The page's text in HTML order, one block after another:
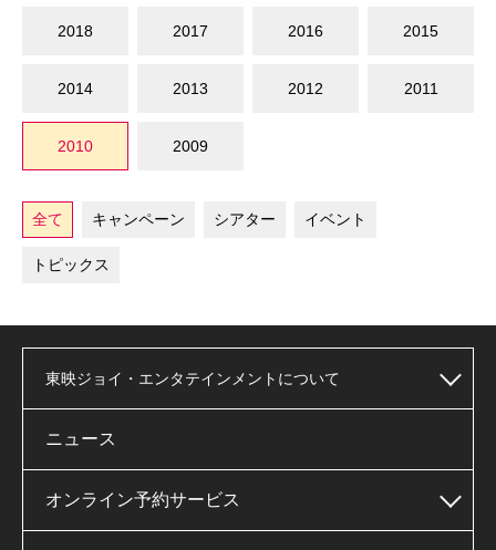
2018 2017 2016 2015
2014 2013 2012 2011
2010 2009
全て キャンペーン シアター イベント
トピックス
東映ジョイ・エンタテインメントについて
ニュース
オンライン予約サービス